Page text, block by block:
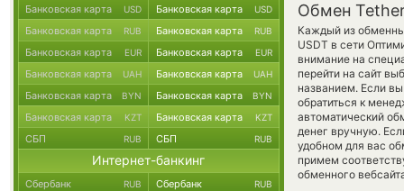
Обмен Tether
Каждый из
USDT в сети
внимание на
перейти на сайт
названием. Если
обратиться к
автоматический
денег вручную.
удобном для вас
примем
обменного
Банковская карта USD Банковская карта USD
Банковская карта RUB Банковская карта RUB
Банковская карта EUR Банковская карта EUR
Банковская карта UAH Банковская карта UAH
Банковская карта BYN Банковская карта BYN
Банковская карта KZT Банковская карта KZT
СБП RUB СБП RUB
Интернет-банкинг
Сбербанк RUB Сбербанк RUB